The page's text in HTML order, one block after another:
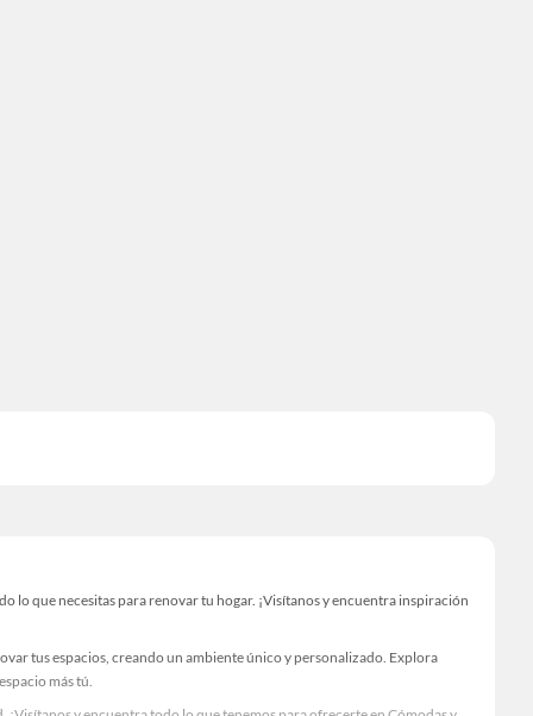
lo que necesitas para renovar tu hogar. ¡Visítanos y encuentra inspiración
tus espacios, creando un ambiente único y personalizado. Explora
más tú.